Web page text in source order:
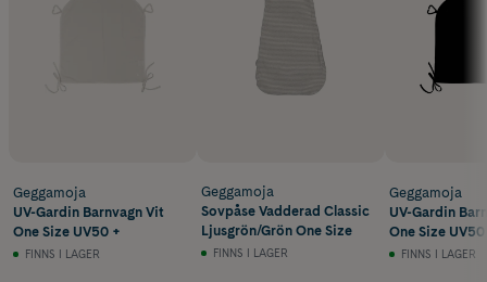
Geggamoja
UV-Gardin Barnvagn Vit
One Size UV50 +
FINNS I LAGER
Geggamoja
Sovpåse Vadderad Classic
Ljusgrön/Grön One Size
FINNS I LAGER
Geggamoja
UV-Gardin
One Size UV50
FINNS I LAGER